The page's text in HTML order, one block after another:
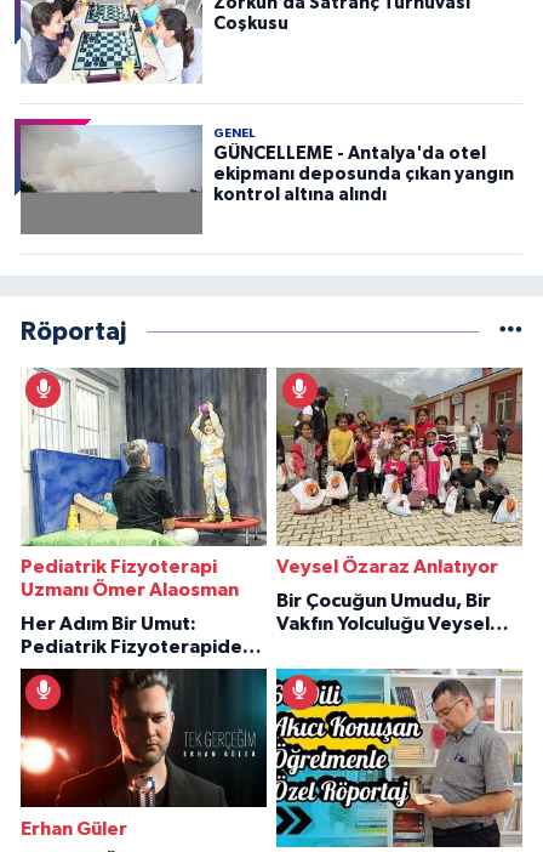
Coşkusu
GENEL
GÜNCELLEME - Antalya'da otel
ekipmanı deposunda çıkan yangın
kontrol altına alındı
Röportaj
Pediatrik Fizyoterapi
Uzmanı Ömer Alaosman
Her Adım Bir Umut:
Pediatrik Fizyoterapiden
İlham Veren Hikâyeler
Veysel Özaraz Anlatıyor
Bir Çocuğun Umudu, Bir
Vakfın Yolculuğu Veysel
Erhan Güler